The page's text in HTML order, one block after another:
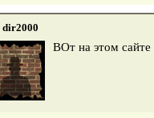
dir2000
ВОт на этом